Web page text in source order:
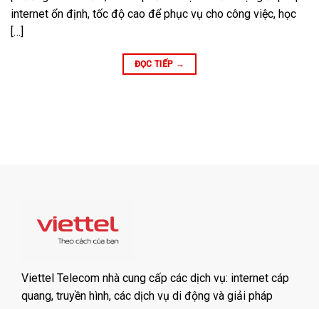
internet ổn định, tốc độ cao để phục vụ cho công việc, học
[…]
ĐỌC TIẾP →
Viettel Telecom nhà cung cấp các dịch vụ: internet cáp
quang, truyền hình, các dịch vụ di động và giải pháp